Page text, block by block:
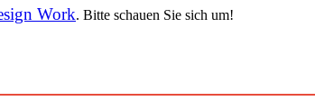
Work. Bitte schauen Sie sich um!